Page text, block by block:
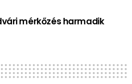
mérkőzés harmadik